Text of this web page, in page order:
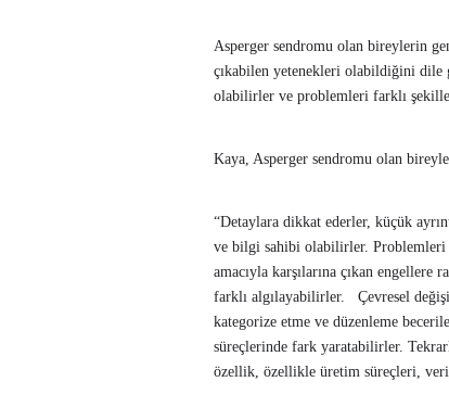
Asperger sendromu olan bireylerin
çıkabilen yetenekleri olabildiğini dile
olabilirler ve problemleri farklı
Kaya, Asperger sendromu olan
“Detaylara dikkat ederler, küçük
ve bilgi sahibi olabilirler. Problemleri
amacıyla karşılarına çıkan
farklı algılayabilirler. Çevresel
kategorize etme ve düzenleme
süreçlerinde fark yaratabilirler.
özellik, özellikle üretim süreçleri,